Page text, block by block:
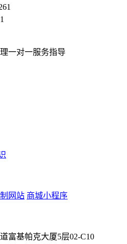
一对一服务指导
网站 商城小程序
富基帕克大厦5层02-C10